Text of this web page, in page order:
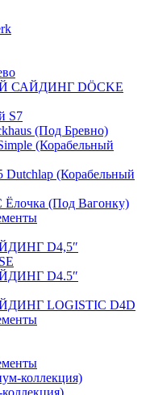
САЙДИНГ DÖCKE
S7
(Под Бревно)
(Корабельный
Dutchlap (Корабельный
(Под Вагонку)
D4,5″
D4.5″
LOGISTIC D4D
коллекция)